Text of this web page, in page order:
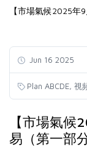
【市場氣候2025年
Jun 16 2025
Plan ABCDE 視
【市場氣
易（第一部